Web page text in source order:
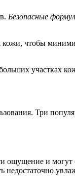
Безопасные
кожи, чтобы
участках
Три
ощущение и могут
недостаточно